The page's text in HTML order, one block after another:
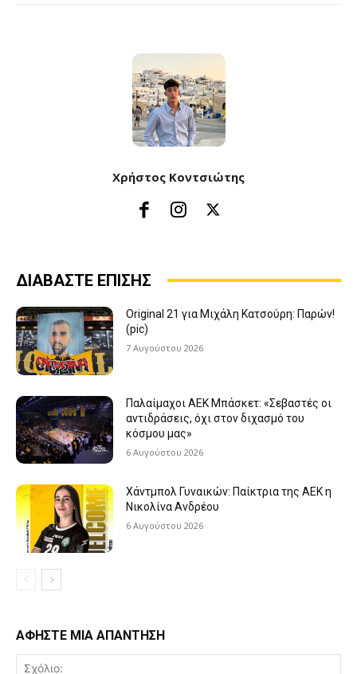
Χρήστος Κοντσιώτης
ΔΙΑΒΑΣΤΕ ΕΠΙΣΗΣ
Original 21 για Μιχάλη Κατσούρη: Παρών!
(pic)
7 Αυγούστου 2026
Παλαίμαχοι ΑΕΚ Μπάσκετ: «Σεβαστές οι
αντιδράσεις, όχι στον διχασμό του
κόσμου μας»
6 Αυγούστου 2026
Χάντμπολ Γυναικών: Παίκτρια της ΑΕΚ η
Νικολίνα Ανδρέου
6 Αυγούστου 2026
ΑΦΗΣΤΕ ΜΙΑ ΑΠΑΝΤΗΣΗ